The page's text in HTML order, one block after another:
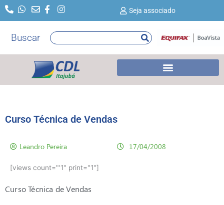
para
conteúdo
Seja associado
Buscar Pesquisar
Curso Técnica de Vendas
Leandro Pereira
[views count="'1" print="1"]
17/04/2008
Curso Técnica de Vendas